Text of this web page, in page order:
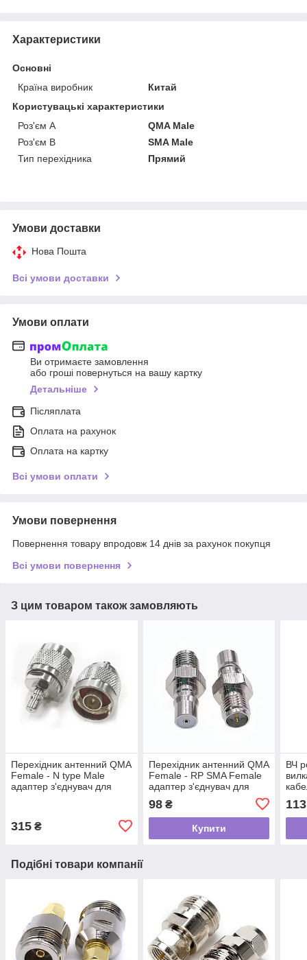
Характеристики
Основні
Країна виробник
Китай
Користувацькі характеристики
Роз'єм A
QMA Male
Роз'єм B
SMA Male
Тип перехідника
Прямий
Умови доставки
Нова Пошта
Всі умови доставки
Умови оплати
Ви отримаєте замовлення
або гроші повернуться на вашу картку
Детальніше
Післяплата
Оплата на рахунок
Оплата на картку
Всі умови оплати
Умови повернення
Повернення товару впродовж 14 днів за рахунок покупця
Всі умови повернення
З цим товаром також замовляють
Перехідник антенний QMA
Female - N type Male
адаптер з'єднувач для
315 ₴
Перехідник антенний QMA
Female - RP SMA Female
адаптер з'єднувач для
антен, підсилювачів, FPV
передавачів
98₴
Купити
ВЧ
3D-
113
Подібні товари компанії